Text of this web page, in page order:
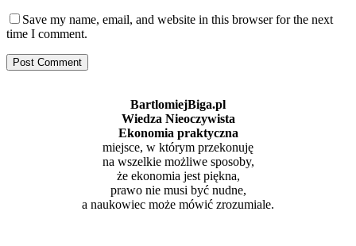
Save my name, email, and website in this browser for the next
time I comment.
BartlomiejBiga.pl
Wiedza Nieoczywista
Ekonomia praktyczna
miejsce, w którym przekonuję
na wszelkie możliwe sposoby,
że ekonomia jest piękna,
prawo nie musi być nudne,
a naukowiec może mówić zrozumiale.